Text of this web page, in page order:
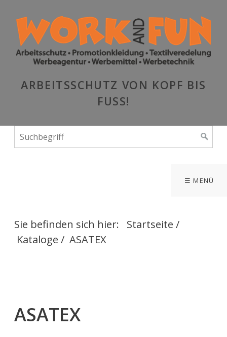
ARBEITSSCHUTZ VON KOPF BIS
FUSS!
☰ MENÜ
Sie befinden sich hier: Startseite /
Kataloge / ASATEX
ASATEX